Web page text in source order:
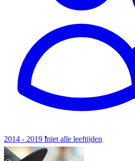
2014 - 2019 ❗️niet alle leeftijden